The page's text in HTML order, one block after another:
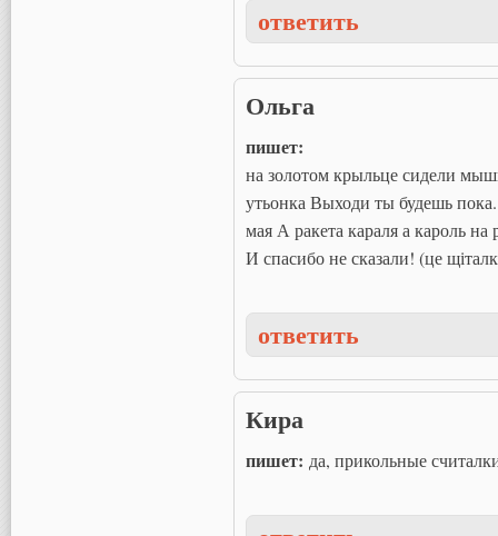
ответить
Ольга
пишет:
на золотом крыльце сидели
утьонка Выходи ты будешь
мая А ракета караля а кароль
И спасибо не сказали! (це
ответить
Кира
пишет: да, прикольные